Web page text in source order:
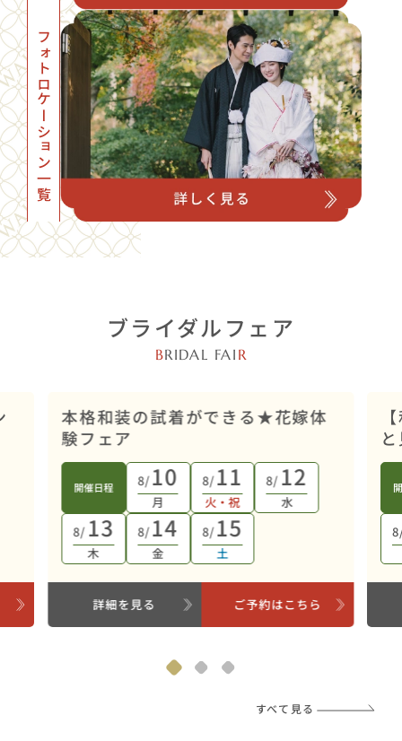
フォトロケーション一覧
ブライダルフェア
BRIDAL FAI R
本格和装の試着ができる★花嫁体
験フェア
開催日程 8/10
月
8/11
火・祝
8/ 12
水
8/ 13
木
8/14
金
8/15
土
詳細を見る ご予約はこちら
すべて見る